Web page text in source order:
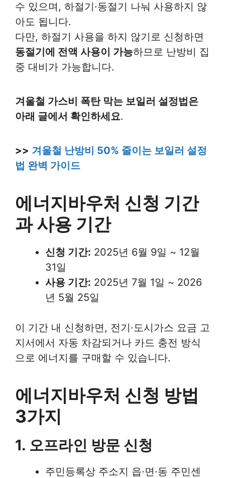
수 있으며, 하절기·동절기 나눠 사용하지 않
아도 됩니다.
다만, 하절기 사용을 하지 않기로 신청하면
동절기에 전액 사용이 가능하므로 난방비 집
중 대비가 가능합니다.
겨울철 가스비 폭탄 막는 보일러 설정법은
아래 글에서 확인하세요.
>> 겨울철 난방비 50% 줄이는 보일러 설정
법 완벽 가이드
에너지바우처 신청 기간
과 사용 기간
신청 기간: 2025년 6월 9일 ~ 12월
31일
사용 기간: 2025년 7월 1일 ~ 2026
년 5월 25일
이 기간 내 신청하면, 전기·도시가스 요금 고
지서에서 자동 차감되거나 카드 충전 방식
으로 에너지를 구매할 수 있습니다.
에너지바우처 신청 방법
3가지
1. 오프라인 방문 신청
주민등록상 주소지 읍·면·동 주민센